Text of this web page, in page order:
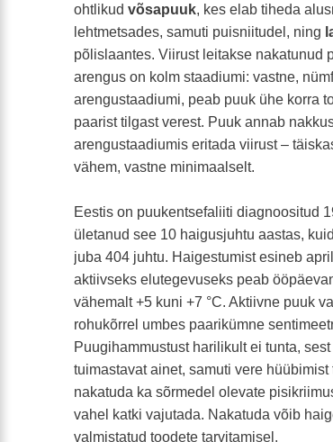
ohtlikud võsapuuk, kes elab tiheda
lehtmetsades, samuti puisniitudel, ning
põlislaantes. Viirust leitakse nakatunud
arengus on kolm staadiumi: vastne,
arengustaadiumi, peab puuk ühe korra
paarist tilgast verest. Puuk annab
arengustaadiumis eritada viirust –
vähem, vastne minimaalselt.
Eestis on puukentsefaliiti diagnoositud
ületanud see 10 haigusjuhtu aastas,
juba 404 juhtu. Haigestumist esineb
aktiivseks elutegevuseks peab
vähemalt +5 kuni +7 °C. Aktiivne puuk
rohukõrrel umbes paarikümne
Puugihammustust harilikult ei tunta,
tuimastavat ainet, samuti vere
nakatuda ka sõrmedel olevate
vahel katki vajutada. Nakatuda võib
valmistatud toodete tarvitamisel.